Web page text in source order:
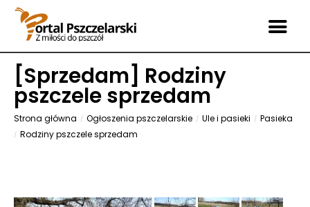
[Sprzedam] Rodziny
pszczele sprzedam
Strona główna Ogłoszenia pszczelarskie Ule i pasieki
Pasieka
Rodziny pszczele sprzedam